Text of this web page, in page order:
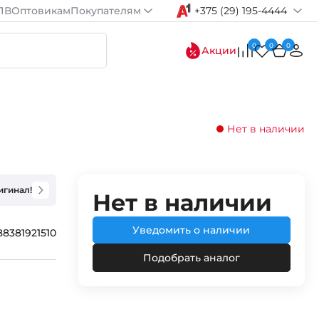
ОптовикамПокупателям +375 (29) 195-4444
Акции 0 0 0
Нет в наличии
Нет в наличии
Уведомить о наличии
Подобрать аналог